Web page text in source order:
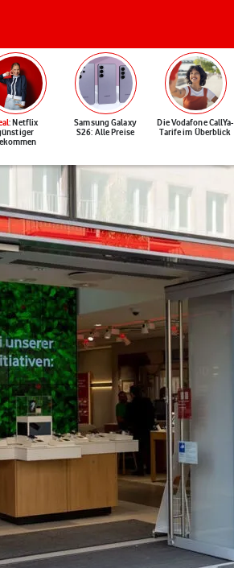
: Netflix
Samsung Galaxy
S26: Alle Preise
Die Vodafone CallYa-
Tarife im Überblick